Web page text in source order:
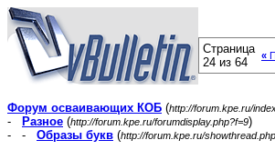
Страница
24 из 64
«
Форум осваивающих КОБ (http://forum.kpe.ru/
-
Разное (http://forum.kpe.ru/forumdisplay.php?f=9)
- - Образы букв (http://forum.kpe.ru/